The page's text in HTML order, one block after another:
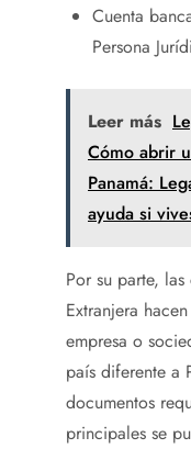
Cuenta
Persona
Leer más
Cómo abrir
Panamá:
ayuda si
Por su parte,
Extranjera
empresa o
país diferente a
documentos
principales se